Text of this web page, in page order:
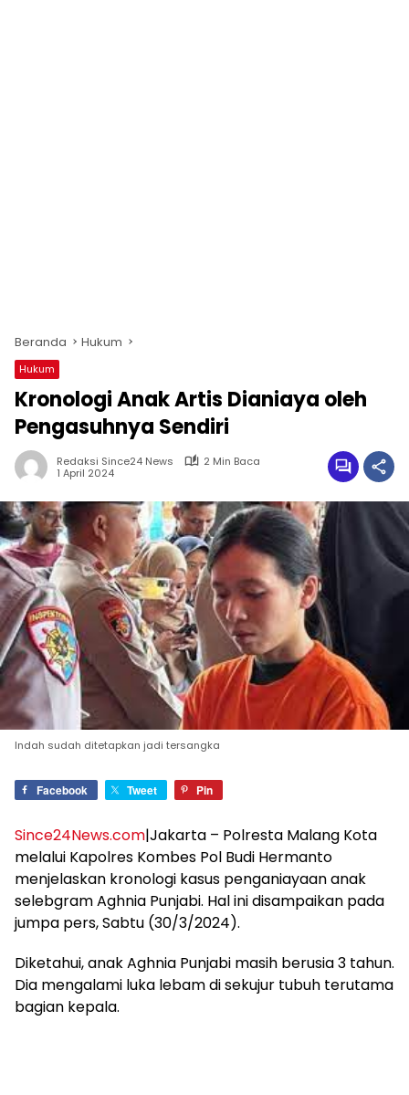
Beranda Hukum
Hukum
Kronologi Anak Artis Dianiaya oleh
Pengasuhnya Sendiri
Redaksi Since24 News
2 Min Baca
1 April 2024
Indah sudah ditetapkan jadi tersangka
Facebook Tweet Pin
Since24News.com|Jakarta – Polresta Malang Kota
melalui Kapolres Kombes Pol Budi Hermanto
menjelaskan kronologi kasus penganiayaan anak
selebgram Aghnia Punjabi. Hal ini disampaikan pada
jumpa pers, Sabtu (30/3/2024).
Diketahui, anak Aghnia Punjabi masih berusia 3 tahun.
Dia mengalami luka lebam di sekujur tubuh terutama
bagian kepala.